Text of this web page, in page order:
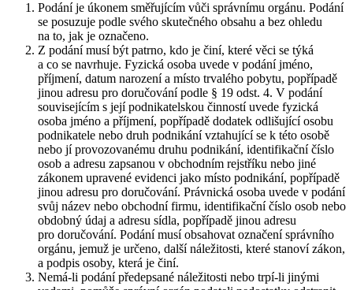
Podání je úkonem směřujícím vůči správnímu orgánu. Podání
se posuzuje podle svého skutečného obsahu a bez ohledu
na to, jak je označeno.
Z podání musí být patrno, kdo je činí, které věci se týká
a co se navrhuje. Fyzická osoba uvede v podání jméno,
příjmení, datum narození a místo trvalého pobytu, popřípadě
jinou adresu pro doručování podle § 19 odst. 4. V podání
souvisejícím s její podnikatelskou činností uvede fyzická
osoba jméno a příjmení, popřípadě dodatek odlišující osobu
podnikatele nebo druh podnikání vztahující se k této osobě
nebo jí provozovanému druhu podnikání, identifikační číslo
osob a adresu zapsanou v obchodním rejstříku nebo jiné
zákonem upravené evidenci jako místo podnikání, popřípadě
jinou adresu pro doručování. Právnická osoba uvede v podání
svůj název nebo obchodní firmu, identifikační číslo osob nebo
obdobný údaj a adresu sídla, popřípadě jinou adresu
pro doručování. Podání musí obsahovat označení správního
orgánu, jemuž je určeno, další náležitosti, které stanoví zákon,
a podpis osoby, která je činí.
Nemá-li podání předepsané náležitosti nebo trpí-li jinými